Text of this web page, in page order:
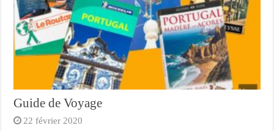
Guide de Voyage
22 février 2020